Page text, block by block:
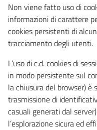
Non viene fatto uso di
informazioni di carattere
cookies persistenti di
tracciamento degli utenti.
L’uso di c.d. cookies di
in modo persistente sul
la chiusura del browser)
trasmissione di
casuali generati dal
l’esplorazione sicura ed